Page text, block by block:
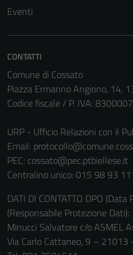
Eventi
CONTATTI
Comune di Cossato
Piazza Ermanno Angiono, 14,
Codice fiscale / P. IVA:
URP - Ufficio Relazioni con il
Email:
PEC: cossato@pec.ptbiellese.it
Centralino unico: 015 98 93
DATI DI CONTATTO DPO
(Responsabile Protezione Dati):
Minucci Salvatore c/o ASMEL
Via Carlo Cattaneo, 9 – 21013